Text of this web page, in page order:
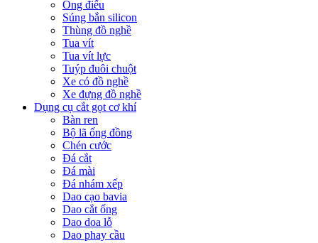
Ống điếu
Súng bắn silicon
Thùng đồ nghề
Tua vít
Tua vít lực
Tuýp đuôi chuột
Xe có đồ nghề
Xe đựng đồ nghề
Dụng cụ cắt gọt cơ khí
Bàn ren
Bộ lã ống đồng
Chén cước
Đá cắt
Đá mài
Đá nhám xếp
Dao cạo bavia
Dao cắt ống
Dao doa lỗ
Dao phay cầu